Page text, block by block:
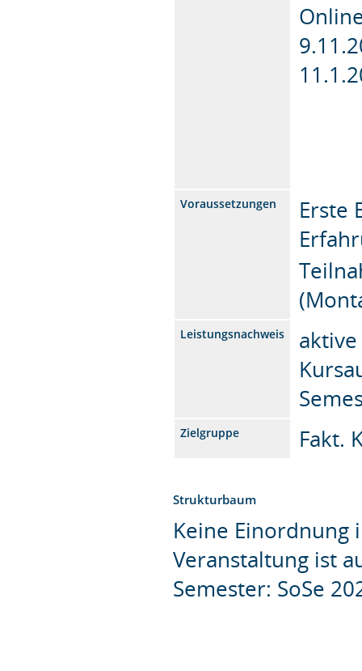
Voraussetzungen
Erste
Leistungsnachweis
Zielgruppe Fakt.
Strukturbaum
Keine Einordnung
Veranstaltung ist
Semester: SoSe